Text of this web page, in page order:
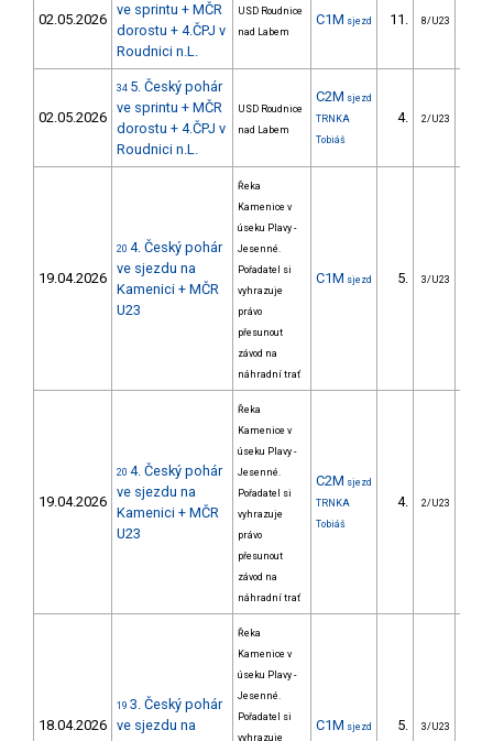
02.05.2026
ve sprintu + MČR
dorostu + 4.ČPJ v
Roudnici n.L.
USD Roudnice
nad Labem
C1M sjezd 11. 8/U23
02.05.2026
34 5. Český pohár
ve sprintu + MČR
dorostu + 4.ČPJ v
Roudnici n.L.
USD Roudnice
nad Labem
C2M sjezd
TRNKA
Tobiáš
4. 2/U23
19.04.2026
20 4. Český pohár
ve sjezdu na
Kamenici + MČR
U23
Řeka
Kamenice v
úseku Plavy -
Jesenné.
Pořadatel si
vyhrazuje
právo
přesunout
závod na
náhradní trať
C1M sjezd 5. 3/U23
19.04.2026
20 4. Český pohár
ve sjezdu na
Kamenici + MČR
U23
Řeka
Kamenice v
úseku Plavy -
Jesenné.
Pořadatel si
vyhrazuje
právo
přesunout
závod na
náhradní trať
C2M sjezd
TRNKA
Tobiáš
4. 2/U23
18.04.2026
19 3. Český pohár
ve sjezdu na
Řeka
Kamenice v
úseku Plavy -
Jesenné.
Pořadatel si
vyhrazuje
C1M sjezd 5. 3/U23